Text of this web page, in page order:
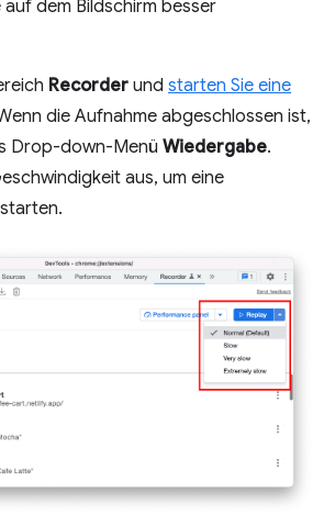
dem Bildschirm besser
Recorder und starten Sie eine
die Aufnahme abgeschlossen ist,
Drop-down-Menü Wiedergabe.
aus, um eine